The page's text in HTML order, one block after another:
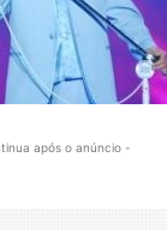
após o anúncio -